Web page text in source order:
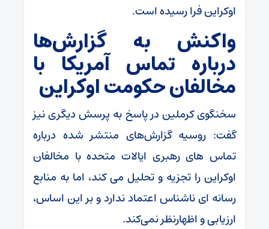
اوکراین فرا رسیده است.
واکنش به گزارش‌ها
درباره تماس آمریکا با
مخالفان حکومت اوکراین
سخنگوی کرملین در پاسخ به پرسش دیگری نیز
گفت: روسیه گزارش‌های منتشر شده درباره
تماس های رهبری ایالات متحده با مخالفان
اوکراین را تجزیه و تحلیل می کند، اما به منابع
رسانه ای ناشناس اعتماد ندارد و بر این اساس،‌
ارزیابی و اظهارنظر نمی‌کند.